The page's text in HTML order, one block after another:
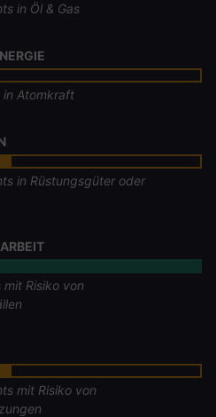
in Öl & Gas
in Atomkraft
in Rüstungsgüter oder
mit Risiko von
mit Risiko von